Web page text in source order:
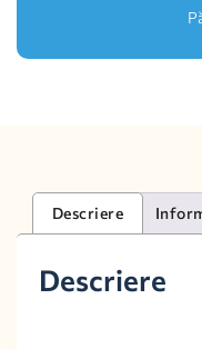
Descriere
Descriere